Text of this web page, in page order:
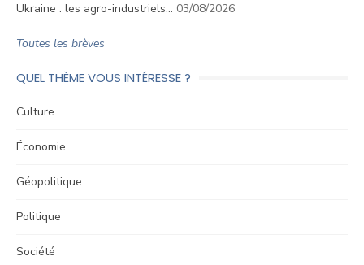
Ukraine : les agro-industriels… 03/08/2026
Toutes les brèves
QUEL THÈME VOUS INTÉRESSE ?
Culture
Économie
Géopolitique
Politique
Société